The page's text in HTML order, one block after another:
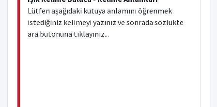
Lütfen aşağıdaki kutuya anlamını öğrenmek
istediğiniz kelimeyi yazınız ve sonrada sözlükte
ara butonuna tıklayınız...